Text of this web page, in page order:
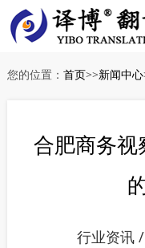
您的位置： 首页>>新闻中心
合肥商务视
行业资讯